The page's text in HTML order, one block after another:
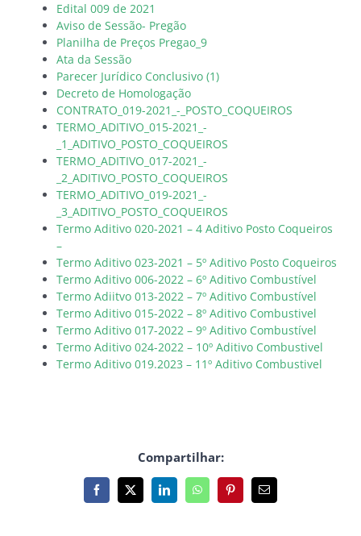
Edital 009 de 2021
Aviso de Sessão- Pregão
Planilha de Preços Pregao_9
Ata da Sessão
Parecer Jurídico Conclusivo (1)
Decreto de Homologação
CONTRATO_019-2021_-_POSTO_COQUEIROS
TERMO_ADITIVO_015-2021_-
_1_ADITIVO_POSTO_COQUEIROS
TERMO_ADITIVO_017-2021_-
_2_ADITIVO_POSTO_COQUEIROS
TERMO_ADITIVO_019-2021_-
_3_ADITIVO_POSTO_COQUEIROS
Termo Aditivo 020-2021 – 4 Aditivo Posto Coqueiros
–
Termo Aditivo 023-2021 – 5º Aditivo Posto Coqueiros
Termo Aditivo 006-2022 – 6º Aditivo Combustível
Termo Adiitvo 013-2022 – 7º Aditivo Combustível
Termo Aditivo 015-2022 – 8º Aditivo Combustivel
Termo Aditivo 017-2022 – 9º Aditivo Combustível
Termo Aditivo 024-2022 – 10º Aditivo Combustivel
Termo Aditivo 019.2023 – 11º Aditivo Combustivel
Compartilhar:
Facebook
X LinkedInWhatsAppPinterest
E-
mail